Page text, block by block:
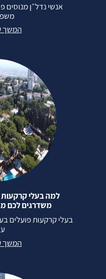
אנשי נדל״ן מנוסים
המשך
למה בעלי קרקעות
משדרגים לכם
בעלי קרקעות פועלים
המשך